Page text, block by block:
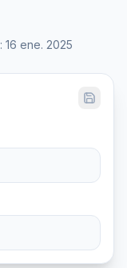
: 16 ene. 2025